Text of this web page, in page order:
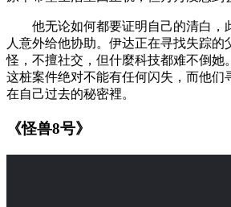
他无论如何都要证明自己的清白，
人意外给他协助。伊达正在寻找失踪的
怪，不擅社交，但什麼科技都难不倒她
这桩案件绝对不能有任何闪失，而他们
在自己过去的秘密裡。
《怪兽8号》